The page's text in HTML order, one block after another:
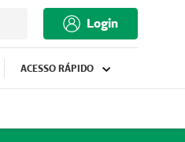
Login
ACESSO RÁPIDO